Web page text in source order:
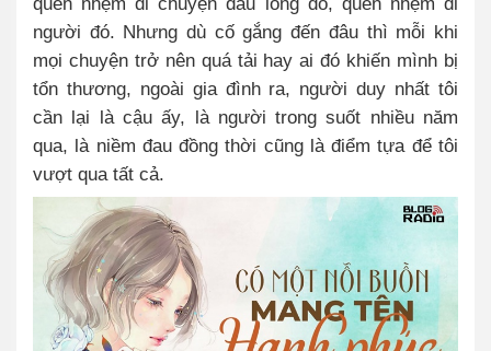
người đó. Nhưng dù cố gắng đến đâu thì mỗi khi
mọi chuyện trở nên quá tải hay ai đó khiến mình bị
tổn thương, ngoài gia đình ra, người duy nhất tôi
cần lại là cậu ấy, là người trong suốt nhiều năm
qua, là niềm đau đồng thời cũng là điểm tựa để tôi
vượt qua tất cả.